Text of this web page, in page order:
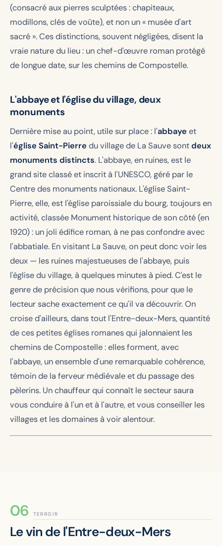
(consacré aux pierres sculptées : chapiteaux,
modillons, clés de voûte), et non un « musée d'art
sacré ». Ces distinctions, souvent négligées, disent la
vraie nature du lieu : un chef-d'œuvre roman protégé
de longue date, sur les chemins de Compostelle.
L'abbaye et l'église du village, deux
monuments
Dernière mise au point, utile sur place : l'abbaye et
l'église Saint-Pierre du village de La Sauve sontdeux
monuments distincts. L'abbaye, en ruines, est le
grand site classé et inscrit à l'UNESCO, géré par le
Centre des monuments nationaux. L'église Saint-
Pierre, elle, est l'église paroissiale du bourg, toujours en
activité, classée Monument historique de son côté (en
1920) : un joli édifice roman, à ne pas confondre avec
l'abbatiale. En visitant La Sauve, on peut donc voir les
deux — les ruines majestueuses de l'abbaye, puis
l'église du village, à quelques minutes à pied. C'est le
genre de précision que nous vérifions, pour que le
lecteur sache exactement ce qu'il va découvrir. On
croise d'ailleurs, dans tout l'Entre-deux-Mers, quantité
de ces petites églises romanes qui jalonnaient les
chemins de Compostelle : elles forment, avec
l'abbaye, un ensemble d'une remarquable cohérence,
témoin de la ferveur médiévale et du passage des
pèlerins. Un chauffeur qui connaît le secteur saura
vous conduire à l'un et à l'autre, et vous conseiller les
villages et les domaines à voir alentour.
TERROIR
Le vin de l'Entre-deux-Mers